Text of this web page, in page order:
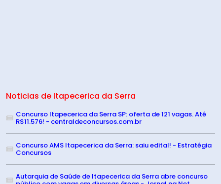
Noticias de Itapecerica da Serra
Concurso Itapecerica da Serra SP: oferta de 121 vagas. Até
R$11.576! - centraldeconcursos.com.br
Concurso AMS Itapecerica da Serra: saiu edital! - Estratégia
Concursos
Autarquia de Saúde de Itapecerica da Serra abre concurso